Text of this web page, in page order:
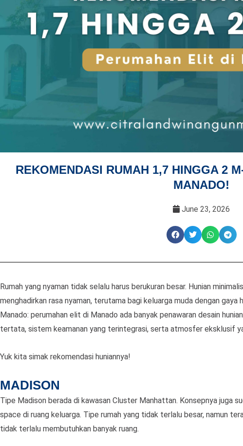
REKOMENDASI RUMAH 1,7 HINGGA 2
MANADO!
June 23, 2026
Rumah yang nyaman tidak selalu harus berukuran besar. Hunian
menghadirkan rasa nyaman, terutama bagi keluarga muda dengan gaya
Manado: perumahan elit di Manado ada banyak penawaran desain
tertata, sistem keamanan yang terintegrasi, serta atmosfer eksklusif
Yuk kita simak rekomendasi huniannya!
MADISON
Tipe Madison berada di kawasan Cluster Manhattan. Konsepnya juga
space di ruang keluarga. Tipe rumah yang tidak terlalu besar, namun
tidak terlalu membutuhkan banyak ruang.